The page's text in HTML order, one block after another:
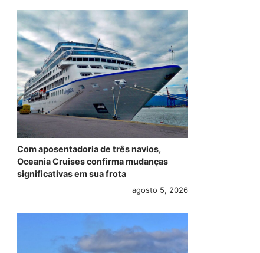
Com aposentadoria de três navios,
Oceania Cruises confirma mudanças
significativas em sua frota
agosto 5, 2026